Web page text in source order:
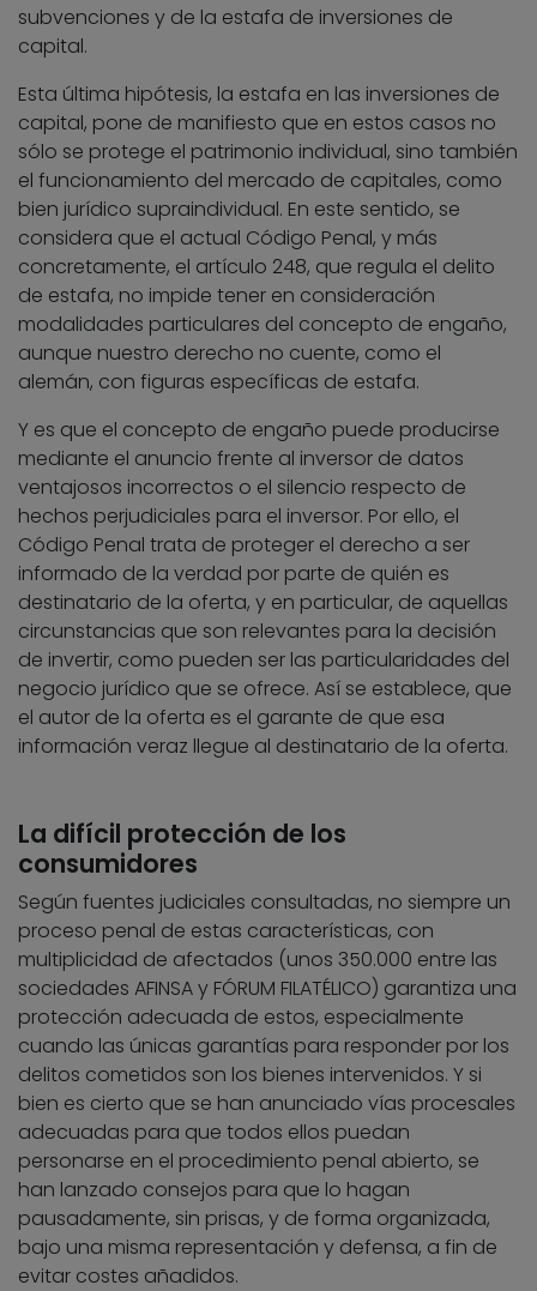
subvenciones y de la estafa de inversiones de
capital.
Esta última hipótesis, la estafa en las inversiones de
capital, pone de manifiesto que en estos casos no
sólo se protege el patrimonio individual, sino también
el funcionamiento del mercado de capitales, como
bien jurídico supraindividual. En este sentido, se
considera que el actual Código Penal, y más
concretamente, el artículo 248, que regula el delito
de estafa, no impide tener en consideración
modalidades particulares del concepto de engaño,
aunque nuestro derecho no cuente, como el
alemán, con figuras específicas de estafa.
Y es que el concepto de engaño puede producirse
mediante el anuncio frente al inversor de datos
ventajosos incorrectos o el silencio respecto de
hechos perjudiciales para el inversor. Por ello, el
Código Penal trata de proteger el derecho a ser
informado de la verdad por parte de quién es
destinatario de la oferta, y en particular, de aquellas
circunstancias que son relevantes para la decisión
de invertir, como pueden ser las particularidades del
negocio jurídico que se ofrece. Así se establece, que
el autor de la oferta es el garante de que esa
información veraz llegue al destinatario de la oferta.
La difícil protección de los
consumidores
Según fuentes judiciales consultadas, no siempre un
proceso penal de estas características, con
multiplicidad de afectados (unos 350.000 entre las
sociedades AFINSA y FÓRUM FILATÉLICO) garantiza una
protección adecuada de estos, especialmente
cuando las únicas garantías para responder por los
delitos cometidos son los bienes intervenidos. Y si
bien es cierto que se han anunciado vías procesales
adecuadas para que todos ellos puedan
personarse en el procedimiento penal abierto, se
han lanzado consejos para que lo hagan
pausadamente, sin prisas, y de forma organizada,
bajo una misma representación y defensa, a fin de
evitar costes añadidos.